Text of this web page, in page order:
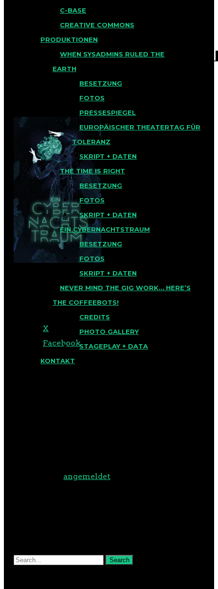
C-BASE
CREATIVE COMMONS
PRODUKTIONEN
WHEN SYSADMINS RULED THE
EARTH
BESETZUNG
FOTOS
PRESSESPIEGEL
EUROPÄISCHER THEATERTAG FÜR
TOLERANZ
SKRIPT + DATEN
THE TIME IS RIGHT
BESETZUNG
FOTOS
SKRIPT + DATEN
EIN CYBERNACHTSTRAUM
BESETZUNG
FOTOS
SKRIPT + DATEN
NEVER MIND THE GIG WORK… HERE’S
THE COFFEEBOTS!
CREDITS
PHOTO GALLERY
STAGEPLAY + DATA
KONTAKT
Veröffentlicht am 6. März 2017
TEILEN MIT:
X
Facebook
angemeldet
Search for: